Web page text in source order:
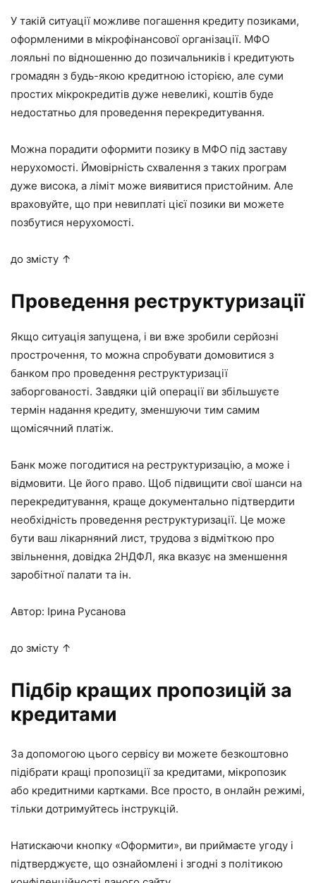
У такій ситуації можливе погашення кредиту позиками,
оформленими в мікрофінансової організації. МФО
лояльні по відношенню до позичальників і кредитують
громадян з будь-якою кредитною історією, але суми
простих мікрокредитів дуже невеликі, коштів буде
недостатньо для проведення перекредитування.
Можна порадити оформити позику в МФО під заставу
нерухомості. Ймовірність схвалення з таких програм
дуже висока, а ліміт може виявитися пристойним. Але
враховуйте, що при невиплаті цієї позики ви можете
позбутися нерухомості.
до змісту ↑
Проведення реструктуризації
Якщо ситуація запущена, і ви вже зробили серйозні
прострочення, то можна спробувати домовитися з
банком про проведення реструктуризації
заборгованості. Завдяки цій операції ви збільшуєте
термін надання кредиту, зменшуючи тим самим
щомісячний платіж.
Банк може погодитися на реструктуризацію, а може і
відмовити. Це його право. Щоб підвищити свої шанси на
перекредитування, краще документально підтвердити
необхідність проведення реструктуризації. Це може
бути ваш лікарняний лист, трудова з відміткою про
звільнення, довідка 2НДФЛ, яка вказує на зменшення
заробітної палати та ін.
Автор: Ірина Русанова
до змісту ↑
Підбір кращих пропозицій за
кредитами
За допомогою цього сервісу ви можете безкоштовно
підібрати кращі пропозиції за кредитами, мікропозик
або кредитними картками. Все просто, в онлайн режимі,
тільки дотримуйтесь інструкцій.
Натискаючи кнопку «Оформити», ви приймаєте угоду і
підтверджуєте, що ознайомлені і згодні з політикою